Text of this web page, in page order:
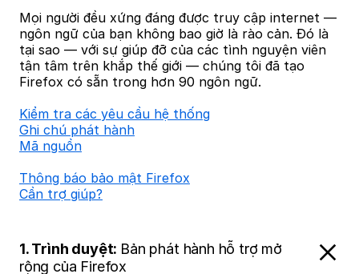
Mọi người đều xứng đáng được truy cập internet —
ngôn ngữ của bạn không bao giờ là rào cản. Đó là
tại sao — với sự giúp đỡ của các tình nguyện viên
tận tâm trên khắp thế giới — chúng tôi đã tạo
Firefox có sẵn trong hơn 90 ngôn ngữ.
Kiểm tra các yêu cầu hệ thống
Ghi chú phát hành
Mã nguồn
Thông báo bảo mật Firefox
Cần trợ giúp?
1. Trình duyệt: Bản phát hành hỗ trợ mở
rộng của Firefox